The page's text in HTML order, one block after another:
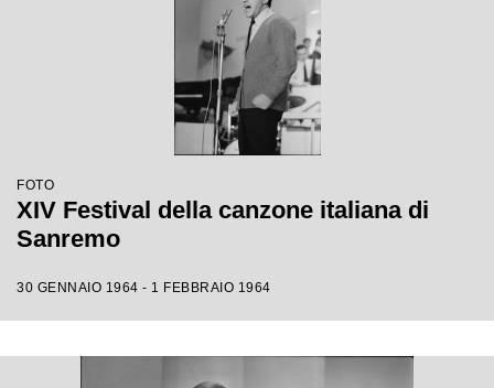
FOTO
XIV Festival della canzone italiana di
Sanremo
30 GENNAIO 1964 - 1 FEBBRAIO 1964